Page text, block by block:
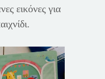
εικόνες για